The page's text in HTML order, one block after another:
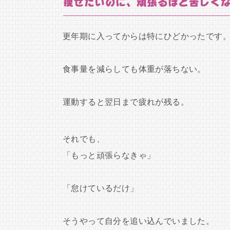
痩せたいのに、頑張るほど苦しく
更年期に入ってからは特にひどかったです
食事量を減らしても体重が落ちない。
運動すると翌日まで疲れが残る。
それでも、
「もっと頑張らなきゃ」
「怠けているだけ」
そうやって自分を追い込んでいました。